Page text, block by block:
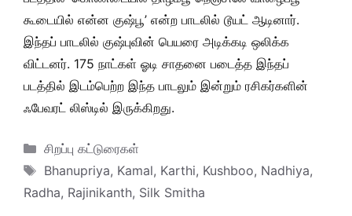
கூடையில் என்ன குஷ்பூ’ என்ற பாடலில் டூயட் ஆடினார்.
இந்தப் பாடலில் குஷ்புவின் பெயரை அடிக்கடி ஒலிக்க
விட்டனர். 175 நாட்கள் ஓடி சாதனை படைத்த இந்தப்
படத்தில் இடம்பெற்ற இந்த பாடலும் இன்றும் ரசிகர்களின்
ஃபேவரட் லிஸ்டில் இருக்கிறது.
Categories
சிறப்பு கட்டுரைகள்
Tags
Bhanupriya, Kamal, Karthi, Kushboo, Nadhiya,
Radha, Rajinikanth, Silk Smitha